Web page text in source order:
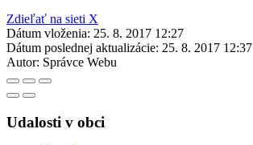
Zdieľať na sieti X
Dátum vloženia: 25. 8. 2017 12:27
Dátum poslednej aktualizácie: 25. 8. 2017 12:37
Autor: Správce Webu
Udalosti v obci